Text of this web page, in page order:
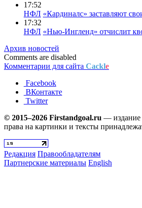
17:52
НФЛ «Кардиналс» заставляют
17:32
НФЛ «Нью-Ингленд» отчислит
Архив новостей
Comments are disabled
Комментарии для сайта Cackle
Facebook
ВКонтакте
Twitter
© 2015–2026 Firstandgoal.ru — издание
права на картинки и тексты
Редакция Правообладателям
Партнерские материалы English